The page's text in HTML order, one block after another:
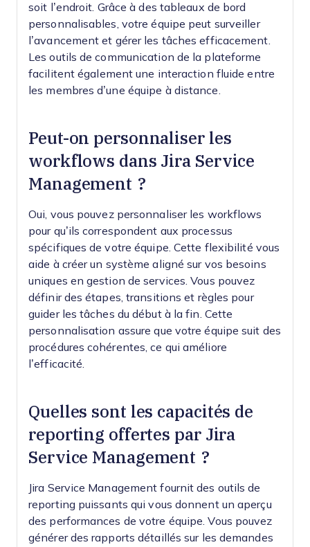
soit l’endroit. Grâce à des tableaux de bord
personnalisables, votre équipe peut surveiller
l’avancement et gérer les tâches efficacement.
Les outils de communication de la plateforme
facilitent également une interaction fluide entre
les membres d’une équipe à distance.
Peut-on personnaliser les
workflows dans Jira Service
Management ?
Oui, vous pouvez personnaliser les workflows
pour qu’ils correspondent aux processus
spécifiques de votre équipe. Cette flexibilité vous
aide à créer un système aligné sur vos besoins
uniques en gestion de services. Vous pouvez
définir des étapes, transitions et règles pour
guider les tâches du début à la fin. Cette
personnalisation assure que votre équipe suit des
procédures cohérentes, ce qui améliore
l’efficacité.
Quelles sont les capacités de
reporting offertes par Jira
Service Management ?
Jira Service Management fournit des outils de
reporting puissants qui vous donnent un aperçu
des performances de votre équipe. Vous pouvez
générer des rapports détaillés sur les demandes